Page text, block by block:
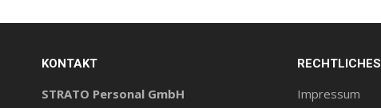
KONTAKT
STRATO Personal GmbH
RECHTLICHES
Impressum